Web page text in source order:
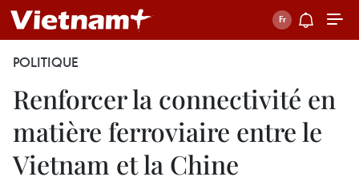
POLITIQUE
Renforcer la connectivité en
matière ferroviaire entre le
Vietnam et la Chine